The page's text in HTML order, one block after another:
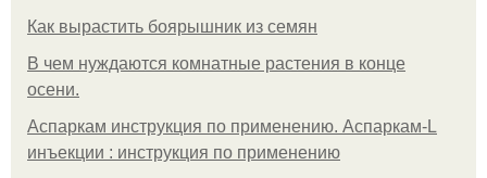
Как вырастить боярышник из семян
В чем нуждаются комнатные растения в конце
осени.
Аспаркам инструкция по применению. Аспаркам-L
инъекции : инструкция по применению